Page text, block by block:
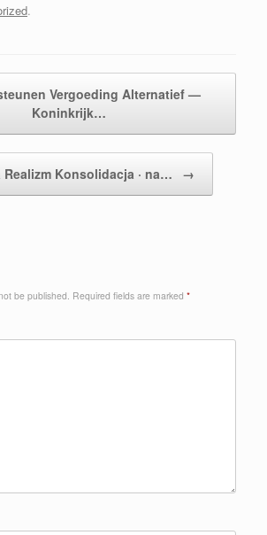
.
Vergoeding Alternatief —
Koninkrijk…
Realizm Konsolidacja · na… →
be published. Required fields are marked *